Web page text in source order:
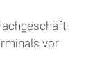
vor